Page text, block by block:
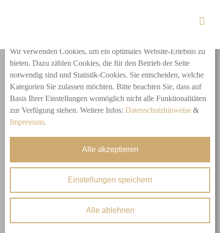
Wir verwenden Cookies, um ein optimales Website-Erlebnis zu
bieten. Dazu zählen Cookies, die für den Betrieb der Seite
notwendig sind und Statistik-Cookies. Sie entscheiden, welche
Kategorien Sie zulassen möchten. Bitte beachten Sie, dass auf
Basis Ihrer Einstellungen womöglich nicht alle Funktionalitäten
zur Verfügung stehen. Weitere Infos: Datenschutzhinweise &
Impressum.
Alle akzeptieren
Einstellungen speichern
Alle ablehnen